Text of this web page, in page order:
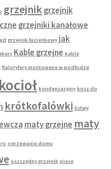
grzejnik grzejnik
grzejniki kanałowe
grzejnik łazienkowy jak
Kable grzejne kable
Kaloryfery montowane w podłodze
kocioł kondensacyjny kosz do
krótkofalówki listwy
maty grzejne maty
ogrzewanie domu
oszczędny grzejnik piece